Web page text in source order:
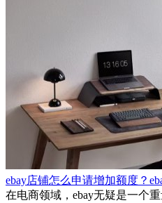
ebay店铺怎么申请增加额度？
在电商领域，ebay无疑是一个